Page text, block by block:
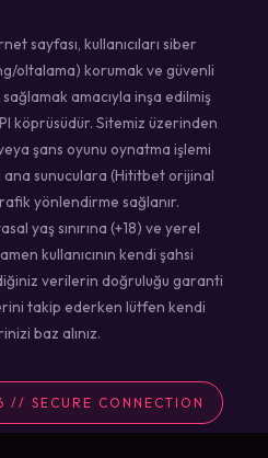
sayfası, kullanıcıları siber
oltalama) korumak ve güvenli
amacıyla inşa edilmiş
köprüsüdür. Sitemiz üzerinden
şans oyunu oynatma işlemi
ana sunuculara (Hititbet orijinal
yönlendirme sağlanır.
yaş sınırına (+18) ve yerel
kullanıcının kendi şahsi
verilerin doğruluğu garanti
takip ederken lütfen kendi
baz alınız.
// SECURE CONNECTION